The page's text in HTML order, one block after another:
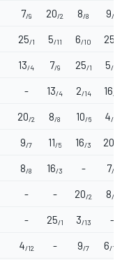
7/9 20/2 8/8 9/7
25/1 5/11 6/10 25
13/4 7/9 25/1 5/11
- 13/4 2/14 16/3
20/2 8/8 10/6 4/12
9/7 11/5 16/3 20
8/8 16/3 - 7/9
- - 20/2 8/8
- 25/1 3/13 -
4/12 - 9/7 6/10